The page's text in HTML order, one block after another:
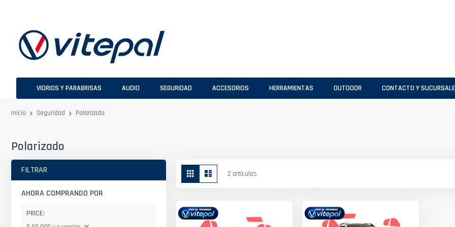
VIDRIOS Y PARABRISAS AUDIO SEGURIDAD ACCESORIOS HERRAMIENTAS OUTDOOR CONTACTO Y
Inicio Seguridad Polarizado
Polarizado
Ver
como
Parrilla 2 artículos
FILTRAR
AHORA COMPRANDO POR
PRICE